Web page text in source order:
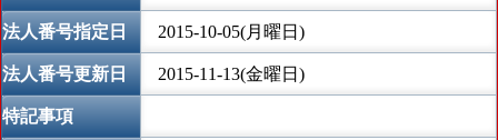
法人番号指定日 2015-10-05(月曜日)
法人番号更新日 2015-11-13(金曜日)
特記事項